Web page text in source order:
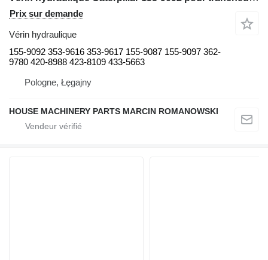
Prix sur demande
Vérin hydraulique
155-9092 353-9616 353-9617 155-9087 155-9097 362-
9780 420-8988 423-8109 433-5663
Pologne, Łęgajny
HOUSE MACHINERY PARTS MARCIN ROMANOWSKI